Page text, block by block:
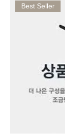
Best Seller